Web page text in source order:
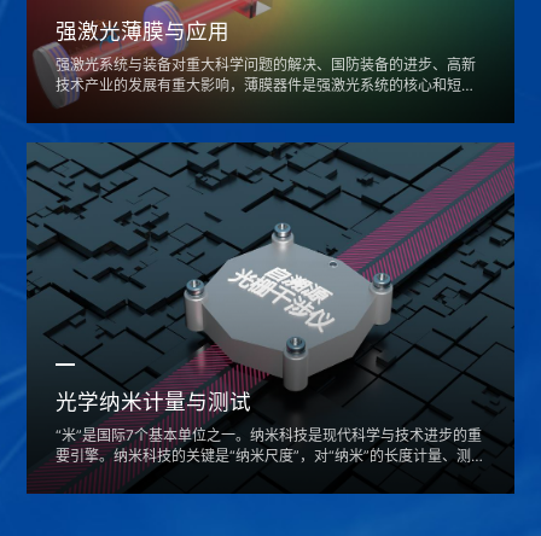
强激光薄膜与应用
强激光系统与装备对重大科学问题的解决、国防装备的进步、高新
技术产业的发展有重大影响，薄膜器件是强激光系统的核心和短
板。团队建立了激光薄膜优化设计、全流程制备、性能表征、系统
应用的研制平台，研究激光与材料的相互作用机制，探究薄膜损耗
机理及控制技术，实现薄膜结构、光学性能、环境适应性的有效调
控，开展高功率激光系统的研制
光学纳米计量与测试
“米”是国际7个基本单位之一。纳米科技是现代科学与技术进步的重
要引擎。纳米科技的关键是“纳米尺度”，对“纳米”的长度计量、测
试与控制是发展纳米科技的基石。本方向研究自然常数的物化原理
与方法，研制高精度光栅标准物质，发展超精密位移测试技术，立